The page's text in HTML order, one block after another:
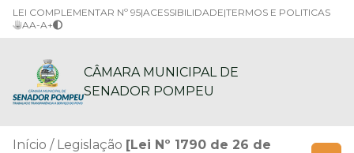
LEI COMPLEMENTAR Nº 95|ACESSIBILIDADE|TERMOS E POLITICAS
AA-A+
CÂMARA MUNICIPAL DE
SENADOR POMPEU
Início Legislação [Lei Nº 1790 de 26 de